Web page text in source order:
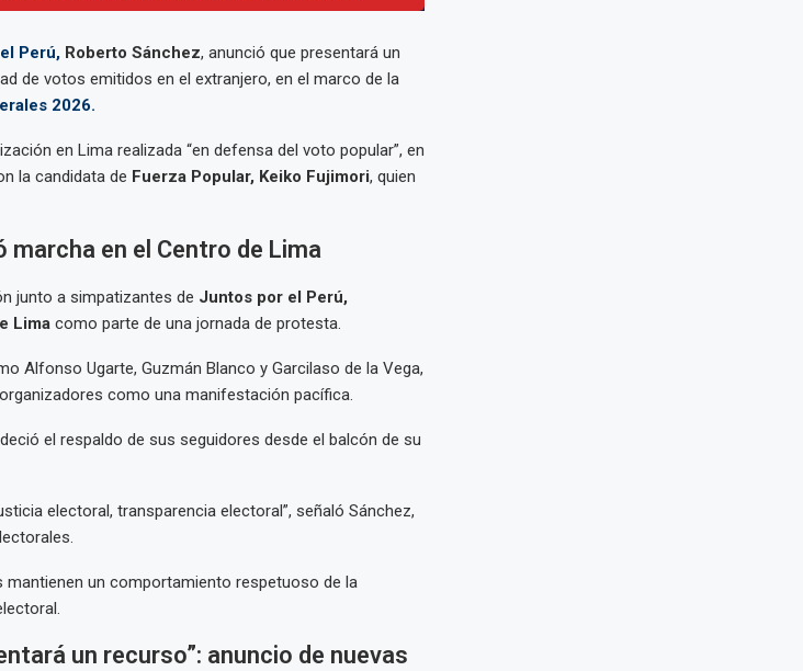
Perú,Roberto Sánchez, anunció que presentará un
de votos emitidos en el extranjero, en el marco de la
2026.
en Lima realizada “en defensa del voto popular”, en
la candidata de Fuerza Popular, Keiko Fujimori, quien
en el Centro de Lima
junto a simpatizantes de Juntos por el Perú,
Lima como parte de una jornada de protesta.
Alfonso Ugarte, Guzmán Blanco y Garcilaso de la Vega,
como una manifestación pacífica.
el respaldo de sus seguidores desde el balcón de su
electoral, transparencia electoral”, señaló Sánchez,
un comportamiento respetuoso de la
un recurso”: anuncio de nuevas